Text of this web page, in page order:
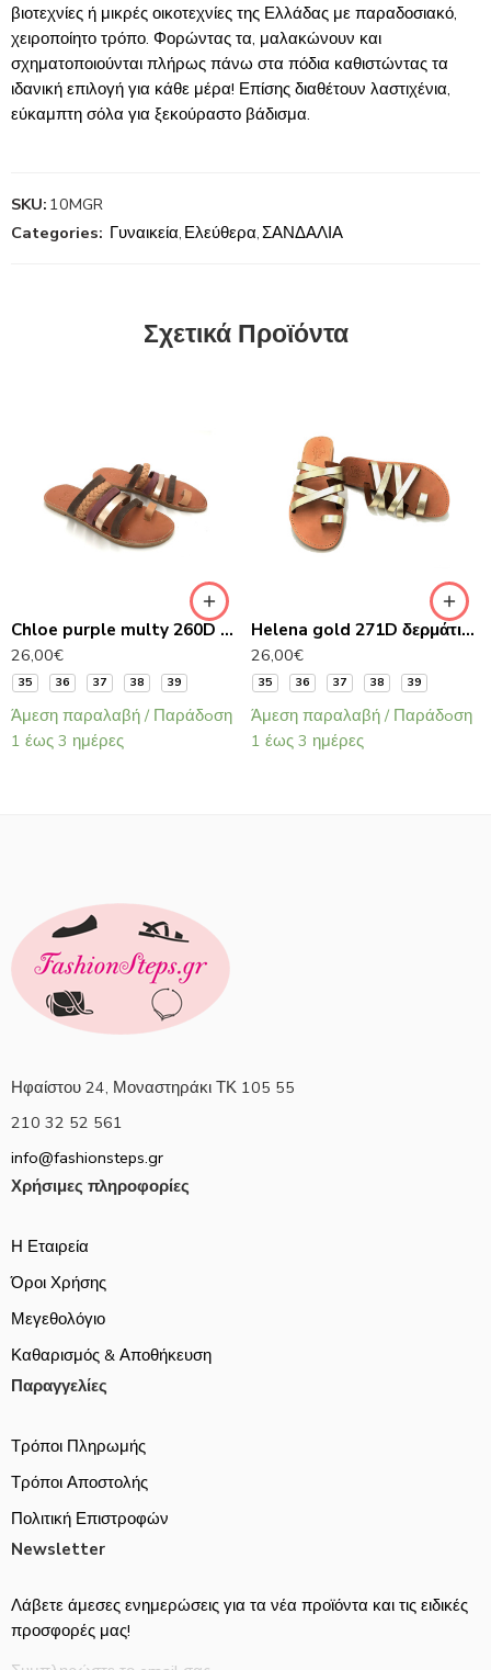
βιοτεχνίες ή μικρές οικοτεχνίες της Ελλάδας με παραδοσιακό,
χειροποίητο τρόπο. Φορώντας τα, μαλακώνουν και
σχηματοποιούνται πλήρως πάνω στα πόδια καθιστώντας τα
ιδανική επιλογή για κάθε μέρα! Επίσης διαθέτουν λαστιχένια,
εύκαμπτη σόλα για ξεκούραστο βάδισμα.
SKU: 10MGR
Categories: Γυναικεία, Ελεύθερα,ΣΑΝΔΑΛΙΑ
Σχετικά Προϊόντα
Chloe purple multy 260D δερμάτινα σανδάλια
26,00€
35 36 37 38 39
Άμεση παραλαβή / Παράδoση
1 έως 3 ημέρες
Helena gold 271D δερμάτινα σανδάλια
26,00€
35 36 37 38 39
Άμεση παραλαβή / Παράδoση
1 έως 3 ημέρες
Ηφαίστου 24, Μοναστηράκι ΤΚ 105 55
210 32 52 561
info@fashionsteps.gr
Χρήσιμες πληροφορίες
Η Εταιρεία
Όροι Χρήσης
Μεγεθολόγιο
Καθαρισμός & Αποθήκευση
Παραγγελίες
Τρόποι Πληρωμής
Τρόποι Αποστολής
Πολιτική Επιστροφών
Newsletter
Λάβετε άμεσες ενημερώσεις για τα νέα προϊόντα και τις ειδικές
προσφορές μας!